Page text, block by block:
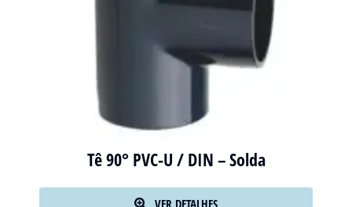
Tê 90° PVC-U / DIN – Solda
VER DETALHES